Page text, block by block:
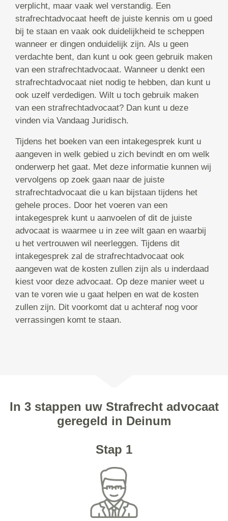
verplicht, maar vaak wel verstandig. Een
strafrechtadvocaat heeft de juiste kennis om u goed
bij te staan en vaak ook duidelijkheid te scheppen
wanneer er dingen onduidelijk zijn. Als u geen
verdachte bent, dan kunt u ook geen gebruik maken
van een strafrechtadvocaat. Wanneer u denkt een
strafrechtadvocaat niet nodig te hebben, dan kunt u
ook uzelf verdedigen. Wilt u toch gebruik maken
van een strafrechtadvocaat? Dan kunt u deze
vinden via Vandaag Juridisch.
Tijdens het boeken van een intakegesprek kunt u
aangeven in welk gebied u zich bevindt en om welk
onderwerp het gaat. Met deze informatie kunnen wij
vervolgens op zoek gaan naar de juiste
strafrechtadvocaat die u kan bijstaan tijdens het
gehele proces. Door het voeren van een
intakegesprek kunt u aanvoelen of dit de juiste
advocaat is waarmee u in zee wilt gaan en waarbij
u het vertrouwen wil neerleggen. Tijdens dit
intakegesprek zal de strafrechtadvocaat ook
aangeven wat de kosten zullen zijn als u inderdaad
kiest voor deze advocaat. Op deze manier weet u
van te voren wie u gaat helpen en wat de kosten
zullen zijn. Dit voorkomt dat u achteraf nog voor
verrassingen komt te staan.
In 3 stappen uw Strafrecht advocaat
geregeld in Deinum
Stap 1